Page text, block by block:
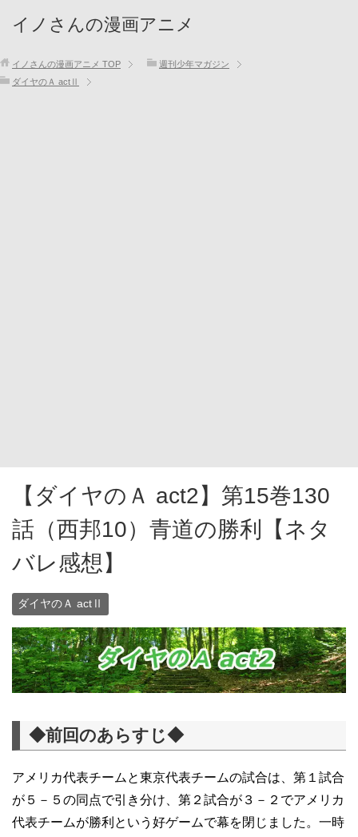
イノさんの漫画アニメ
イノさんの漫画アニメ TOP
週刊少年マガジン
ダイヤのＡ actⅡ
【ダイヤのＡ act2】第15巻130
話（西邦10）青道の勝利【ネタ
バレ感想】
ダイヤのＡ actⅡ
◆前回のあらすじ◆
アメリカ代表チームと東京代表チームの試合は、第１試合
が５－５の同点で引き分け、第２試合が３－２でアメリカ
代表チームが勝利という好ゲームで幕を閉じました。一時